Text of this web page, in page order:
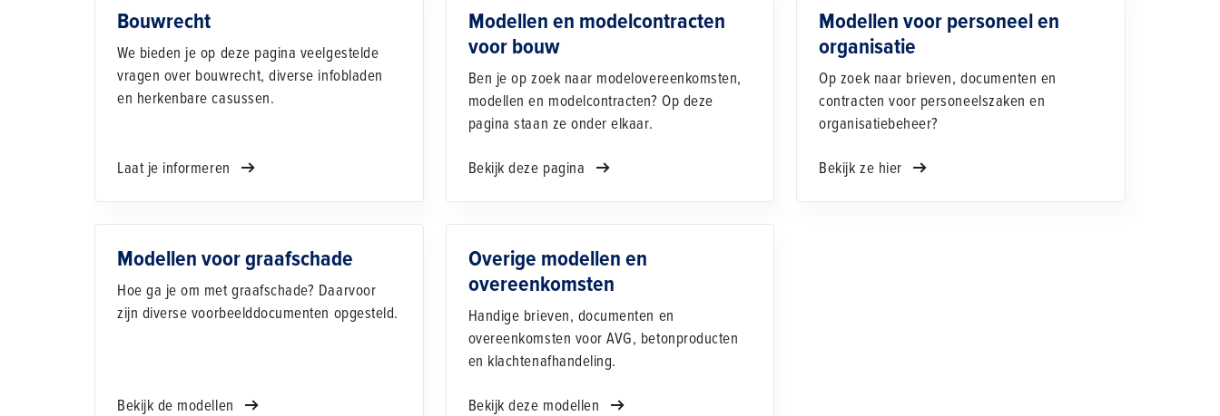
Bouwrecht
We bieden je op deze pagina veelgestelde
vragen over bouwrecht, diverse infobladen
en herkenbare casussen.
Laat je informeren
Modellen en modelcontracten
voor bouw
Ben je op zoek naar modelovereenkomsten,
modellen en modelcontracten? Op deze
pagina staan ze onder elkaar.
Bekijk deze pagina
Modellen voor personeel en
organisatie
Op zoek naar brieven, documenten en
contracten voor personeelszaken en
organisatiebeheer?
Bekijk ze hier
Modellen voor graafschade
Hoe ga je om met graafschade? Daarvoor
zijn diverse voorbeelddocumenten opgesteld.
Bekijk de modellen
Overige modellen en
overeenkomsten
Handige brieven, documenten en
overeenkomsten voor AVG, betonproducten
en klachtenafhandeling.
Bekijk deze modellen